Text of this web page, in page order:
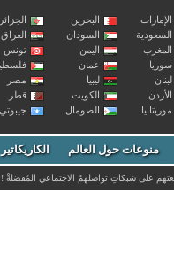
البحرين
الجزائر
السودان
العراق
اليمن
تونس
عمان
فلسطين
ليبيا
مصر
الكويت
قطر
الصومال جيبوتي
منوعات حول العالم الكاريكاتير
على شبكاتِ تواصلهمْ الاجتماعي المُفضلةْ !